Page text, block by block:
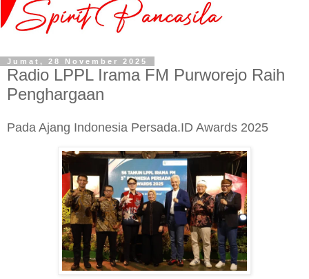
Jumat, 28 November 2025
Radio LPPL Irama FM Purworejo Raih
Penghargaan
Pada Ajang Indonesia Persada.ID Awards 2025